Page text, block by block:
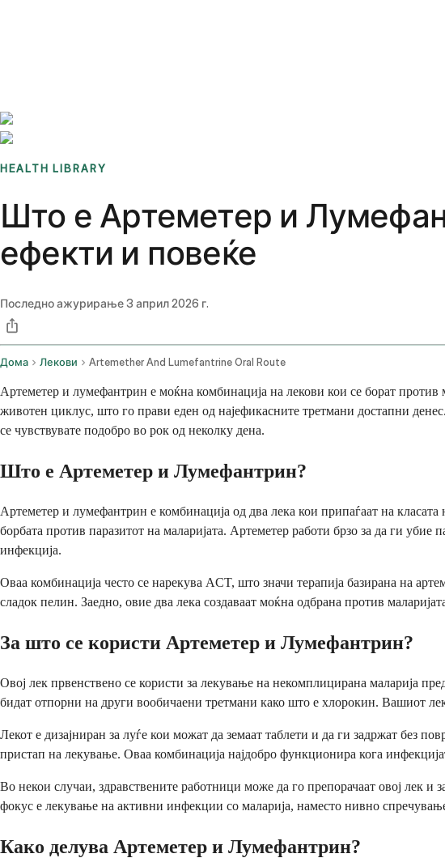
HEALTH LIBRARY
Што е Артеметер и
ефекти и повеќе
Последно ажурирање3 април 2026 г.
Дома Лекови Artemether And Lumefantrine Oral Route
Артеметер и лумефантрин е моќна комбинација на лекови кои се борат
животен циклус, што го прави еден од најефикасните третмани достапни
се чувствувате подобро во рок од неколку дена.
Што е Артеметер и Лумефантрин?
Артеметер и лумефантрин е комбинација од два лека кои припаѓаат на
борбата против паразитот на маларијата. Артеметер работи брзо за да ги
инфекција.
Оваа комбинација често се нарекува ACT, што значи терапија базирана на
сладок пелин. Заедно, овие два лека создаваат моќна одбрана против
За што се користи Артеметер и Лумефантрин?
Овој лек првенствено се користи за лекување на некомплицирана маларија
бидат отпорни на други вообичаени третмани како што е хлорокин. Вашиот
Лекот е дизајниран за луѓе кои можат да земаат таблети и да ги задржат без
пристап на лекување. Оваа комбинација најдобро функционира кога
Во некои случаи, здравствените работници може да го препорачаат овој лек и
фокус е лекување на активни инфекции со маларија, наместо нивно
Како делува Артеметер и Лумефантрин?